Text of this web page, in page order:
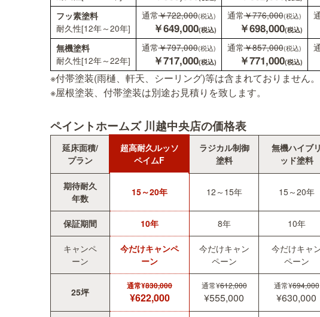
シリコン塗料
耐久性[8～10年]
通常￥586,000(税込)
￥527,000 (税込)
通常￥
￥
ラジカル制御塗料
耐久性[10～15年]
通常￥654,000(税込)
￥588,000 (税込)
通常￥
￥
フッ素塗料
耐久性[12年～20年]
通常￥722,000 (税込)
￥649,000
通常￥
無機塗料
耐久性[12年～22年]
通常￥797,000(税込)
￥717,000 ￥
※付帯塗装(雨樋、軒天、シーリング)等は含まれておりません。
※屋根塗装、付帯塗装は別途お見積りを致します。
ペイントホームズ 川越中央店の価格表
延床面積/
プラン
超高耐久ルッソ
ペイムF
ラジカル制御
塗料
無機ハイブリ
ッド塗料
期待耐久
年数
15～20年 12～15年 15～20年
保証期間 10年 8年 10年
キャンペ
ーン
今だけキャンペ
ーン
今だけキャン
ペーン
今だけキャ
ペーン
25坪
通常¥830,000
¥622,000
通常¥612,000
¥555,000
通常¥694,000
¥630,000